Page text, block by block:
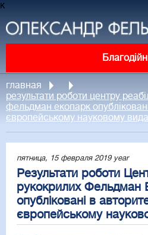
к
главная
результати роботи центру
фельдман екопарк
європейському науковому
пятница, 15 февраля 2019 year
Результати роботи
рукокрилих Фельдман
опубліковані в
європейському